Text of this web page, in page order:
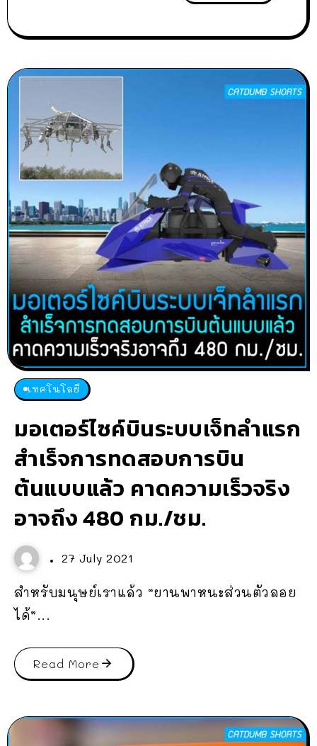
เทคโนโลยี
มอเตอร์ไซค์บินระบบเจ็ทลำแรก
สำเร็จการทดสอบการบิน
ต้นแบบแล้ว คาดความเร็วจริง
อาจถึง 480 กม./ชม.
27 July 2021
สำหรับมนุษย์เราแล้ว “ยานพาหนะส่วนตัวลอย
ได้”...
Read More